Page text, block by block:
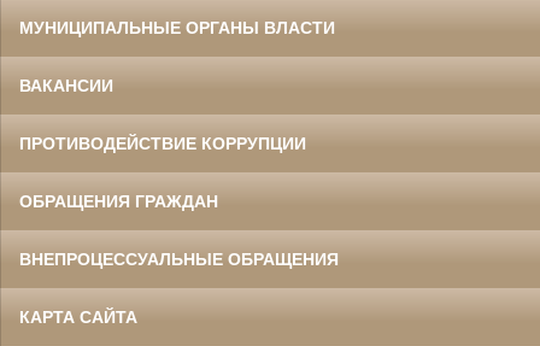
МУНИЦИПАЛЬНЫЕ ОРГАНЫ ВЛАСТИ
ВАКАНСИИ
ПРОТИВОДЕЙСТВИЕ КОРРУПЦИИ
ОБРАЩЕНИЯ ГРАЖДАН
ВНЕПРОЦЕССУАЛЬНЫЕ ОБРАЩЕНИЯ
КАРТА САЙТА